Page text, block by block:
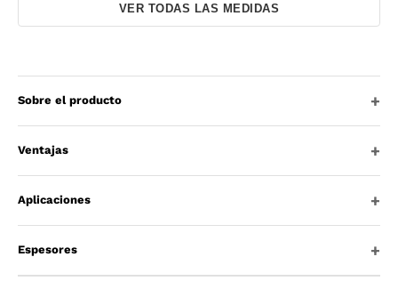
VER TODAS LAS MEDIDAS
Sobre el producto
Ventajas
Aplicaciones
Espesores